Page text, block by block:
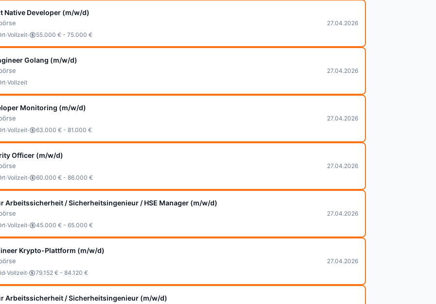
Native Developer (m/w/d)
·Vollzeit· 55.000 € - 75.000 €
27.04.2026
Golang (m/w/d)
·Vollzeit
27.04.2026
Monitoring (m/w/d)
·Vollzeit· 63.000 € - 81.000 €
27.04.2026
Officer (m/w/d)
·Vollzeit· 60.000 € - 86.000 €
27.04.2026
Arbeitssicherheit / Sicherheitsingenieur / HSE Manager (m/w/d)
·Vollzeit· 45.000 € - 65.000 €
27.04.2026
Krypto-Plattform (m/w/d)
·Vollzeit· 79.152 € - 84.120 €
27.04.2026
Arbeitssicherheit / Sicherheitsingenieur (m/w/d)